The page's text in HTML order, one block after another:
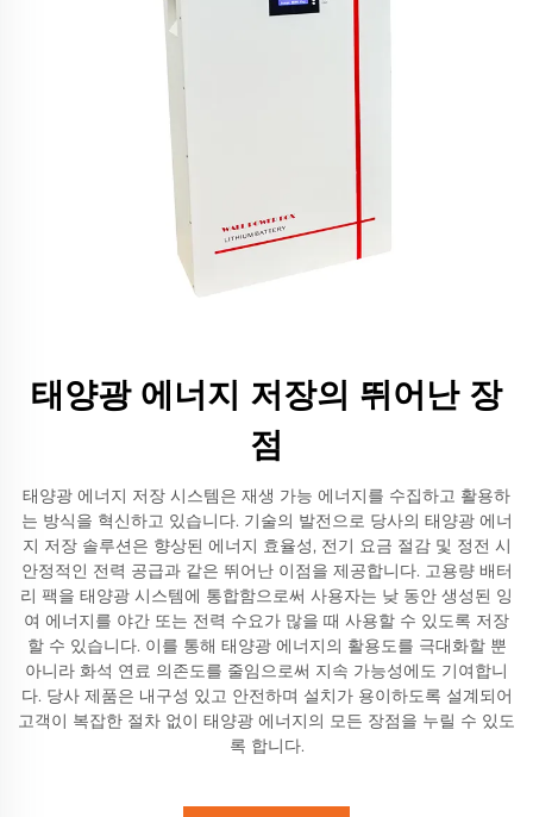
태양광 에너지 저장의 뛰어난 장
점
태양광 에너지 저장 시스템은 재생 가능 에너지를 수집하고 활용하
는 방식을 혁신하고 있습니다. 기술의 발전으로 당사의 태양광 에너
지 저장 솔루션은 향상된 에너지 효율성, 전기 요금 절감 및 정전 시
안정적인 전력 공급과 같은 뛰어난 이점을 제공합니다. 고용량 배터
리 팩을 태양광 시스템에 통합함으로써 사용자는 낮 동안 생성된 잉
여 에너지를 야간 또는 전력 수요가 많을 때 사용할 수 있도록 저장
할 수 있습니다. 이를 통해 태양광 에너지의 활용도를 극대화할 뿐
아니라 화석 연료 의존도를 줄임으로써 지속 가능성에도 기여합니
다. 당사 제품은 내구성 있고 안전하며 설치가 용이하도록 설계되어
고객이 복잡한 절차 없이 태양광 에너지의 모든 장점을 누릴 수 있도
록 합니다.